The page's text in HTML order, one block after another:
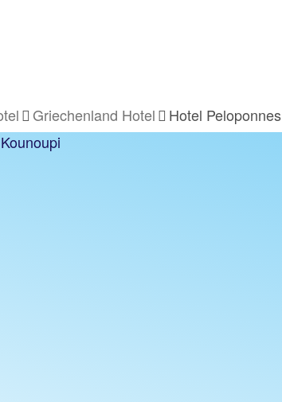
Griechenland Hotel Hotel Peloponnes